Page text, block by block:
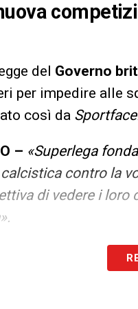
del Governo
per impedire alle
così da
– «Superlega
contro la
di vedere i
NOSTRE TOP